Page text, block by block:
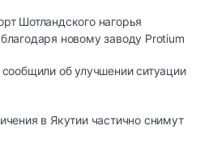
Шотландского нагорья
новому заводу Protium
об улучшении ситуации
в Якутии частично снимут